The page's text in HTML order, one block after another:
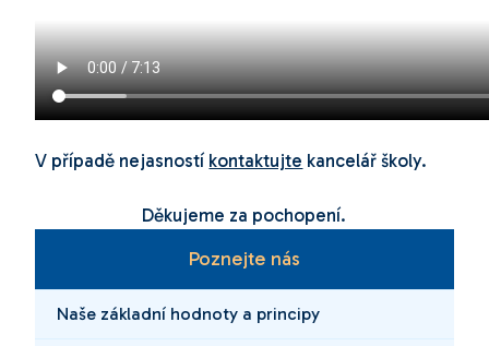
V případě nejasností kontaktujte kancelář školy.
Děkujeme za pochopení.
Poznejte nás
Naše základní hodnoty a principy